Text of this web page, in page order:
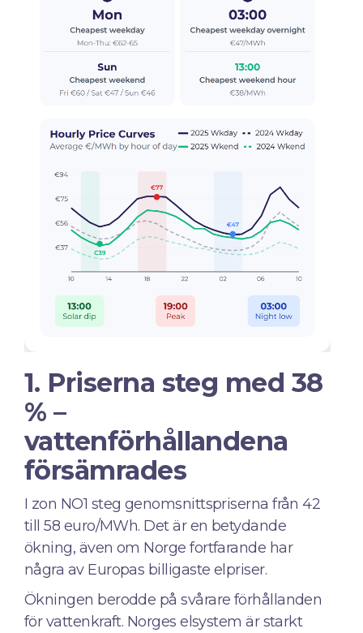
1. Priserna steg med 38
% –
vattenförhållandena
försämrades
I zon NO1 steg genomsnittspriserna från 42
till 58 euro/MWh. Det är en betydande
ökning, även om Norge fortfarande har
några av Europas billigaste elpriser.
Ökningen berodde på svårare förhållanden
för vattenkraft. Norges elsystem är starkt